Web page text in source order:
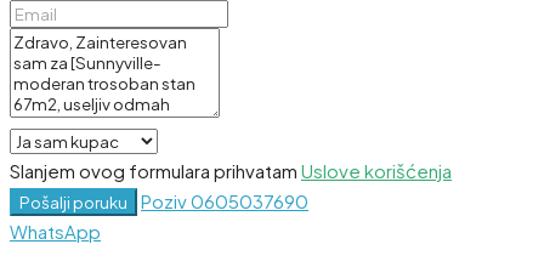
Slanjem ovog formulara prihvatam Uslove korišćenja
Pošalji poruku Poziv0605037690
WhatsApp